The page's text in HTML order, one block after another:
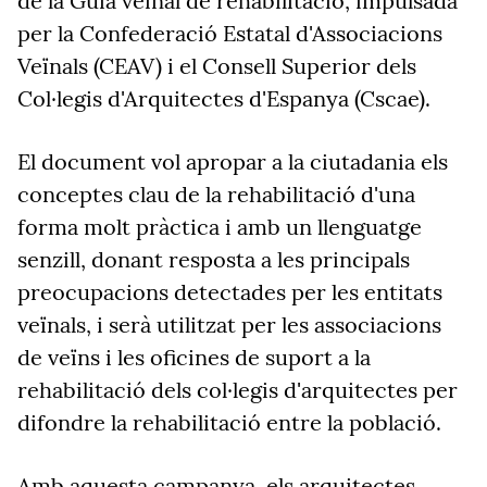
per la Confederació Estatal d'Associacions
Veïnals (CEAV) i el Consell Superior dels
Col·legis d'Arquitectes d'Espanya (Cscae).
El document vol apropar a la ciutadania els
conceptes clau de la rehabilitació d'una
forma molt pràctica i amb un llenguatge
senzill, donant resposta a les principals
preocupacions detectades per les entitats
veïnals, i serà utilitzat per les associacions
de veïns i les oficines de suport a la
rehabilitació dels col·legis d'arquitectes per
difondre la rehabilitació entre la població.